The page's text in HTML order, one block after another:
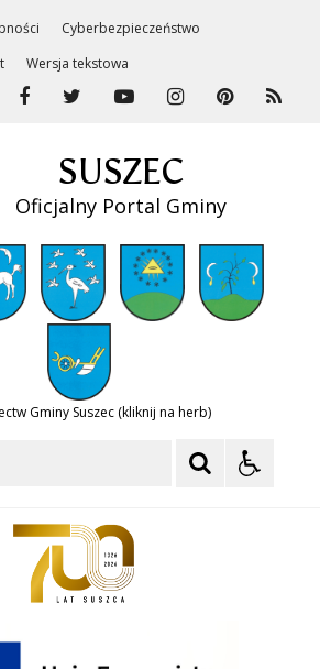
Cyberbezpieczeństwo
Wersja tekstowa
SUSZEC
Oficjalny Portal Gminy
Gminy Suszec (kliknij na herb)